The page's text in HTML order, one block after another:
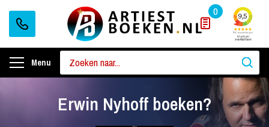
0
Menu
Erwin Nyhoff boeken?